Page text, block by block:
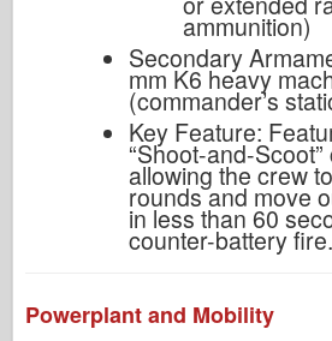
ammunition)
Secondary
mm K6 heavy
(commander’s
Key Feature:
“Shoot-and-
allowing the crew
rounds and move
in less than 60
counter-battery fire.
Powerplant and Mobility